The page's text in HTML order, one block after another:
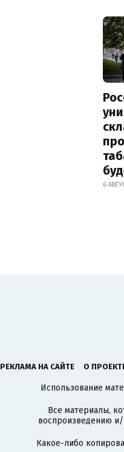
6
РЕКЛАМА НА САЙТЕ О
Использование
Все материалы,
воспроизведению
Какое-либо